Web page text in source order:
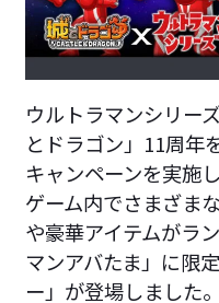
ウルトラマンシリー
とドラゴン」11周年
キャンペーンを実施
ゲーム内でさまざま
や豪華アイテムがラ
マンアバたま」に限
ー」が登場しました。